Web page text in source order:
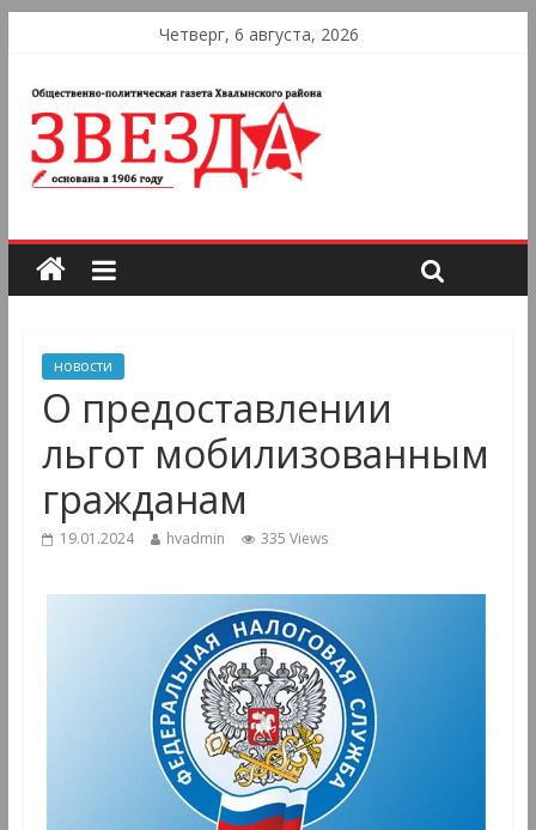
Четверг, 6 августа, 2026
новости
О предоставлении
льгот мобилизованным
гражданам
19.01.2024 hvadmin 335 Views